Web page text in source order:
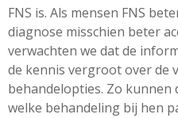
FNS is. Als mensen FNS
diagnose misschien beter
verwachten we dat de
de kennis vergroot over de
behandelopties. Zo kunnen
welke behandeling bij hen